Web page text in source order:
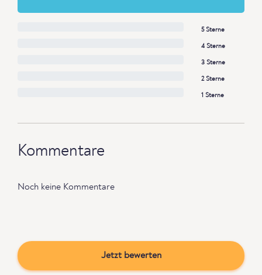
5 Sterne
4 Sterne
3 Sterne
2 Sterne
1 Sterne
Kommentare
Noch keine Kommentare
Jetzt bewerten